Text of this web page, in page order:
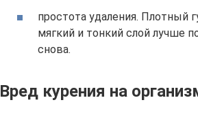
простота удаления. Плотный
мягкий и тонкий слой лучше
снова.
Вред курения на